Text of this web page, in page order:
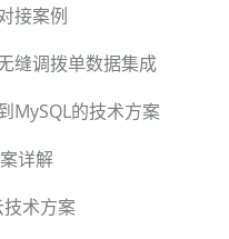
接案例
缝调拨单数据集成
MySQL的技术方案
详解
术方案